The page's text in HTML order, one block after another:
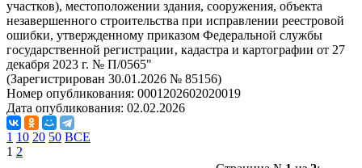
участков), местоположении здания, сооружения, объекта
незавершенного строительства при исправлении реестровой
ошибки, утвержденному приказом Федеральной службы
государственной регистрации‚ кадастра и картографии от 27
декабря 2023 г. № П/0565"
(Зарегистрирован 30.01.2026 № 85156)
Номер опубликования: 0001202602020019
Дата опубликования: 02.02.2026
1 10 20 50 ВСЕ
1 2